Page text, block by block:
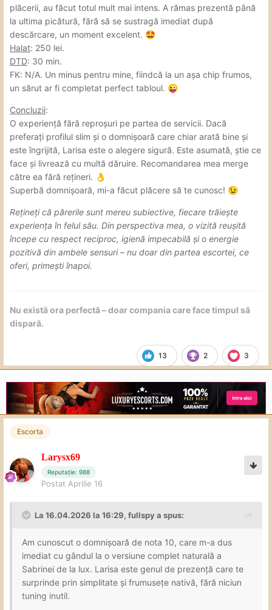
plăcerii, au făcut totul mult mai intens. A rămas prezentă până
la ultima picătură, fără să se sustragă imediat după
descărcare, un moment excelent. 🤩
Halat: 250 lei.
DTD: 30 min.
FK: N/A. Un minus pentru mine, fiindcă la un așa chip frumos,
un sărut ar fi completat perfect tabloul. 😜
Concluzii:
O experiență fără reproșuri pe partea de servicii. Dacă
preferați profilul slim și o domnișoară care chiar arată bine și
este îngrijită, Larisa este o alegere sigură. Este asumată, știe ce
face și livrează cu multă dăruire. Recomandarea mea merge
către ea fără rețineri. 👌
Superbă domnișoară, mi-a făcut plăcere să te cunosc! 😉
Rețineți că părerile sunt mereu subiective, fiecare trăiește
experiența în felul său. Din perspectiva mea, o vizită reușită
începe cu respect reciproc, igienă impecabilă și o energie
pozitivă din ambele sensuri – nu doar din partea escortei, ce
oferi, primești înapoi.
13 2 3
Nu există ora perfectă – doar compania care face timpul să
dispară.
Escorta
Larysx69
Reputație: 988
Postat Aprilie 16
La 16.04.2026 la 16:29, fullspya spus:
Am cunoscut o domnișoară de nota 10, care m-a dus
imediat cu gândul la o versiune complet naturală a
Sabrinei de la lux. Larisa este genul de prezență care te
surprinde prin simplitate și frumusețe nativă, fără niciun
tuning inutil.